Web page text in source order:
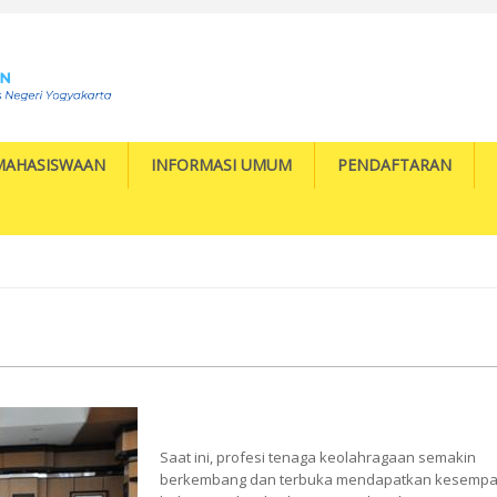
INFORMASI UMUM PENDAFTARAN
Saat ini, profesi tenaga keolahragaan semakin
berkembang dan terbuka mendapatkan